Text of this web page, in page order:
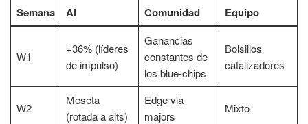
Semana AI Comunidad Equipo
W1
+36% (líderes
de impulso)
Ganancias
constantes de
los blue-chips
Bolsillos
catalizadores
W2
Meseta
(rotada a alts)
Edge via
majors
Mixto